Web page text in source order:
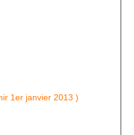
1er janvier 2013 )